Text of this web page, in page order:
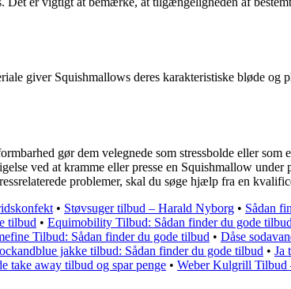
giver Squishmallows deres karakteristiske bløde og
gør dem velegnede som stressbolde eller
ved at kramme eller presse en Squishmallow under
problemer, skal du søge hjælp fra en
• Støvsuger tilbud – Harald Nyborg • Sådan
tilbud • Equimobility Tilbud: Sådan finder du gode tilbud
Tilbud: Sådan finder du gode tilbud • Dåse
jakke tilbud: Sådan finder du gode tilbud • Ja
take away tilbud og spar penge • Weber Kulgrill Tilbud